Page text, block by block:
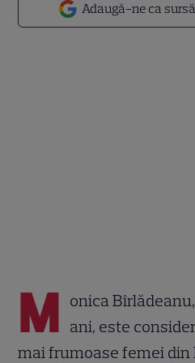
Adaugă-ne ca
M onica
ani, este
mai frumoase femei din